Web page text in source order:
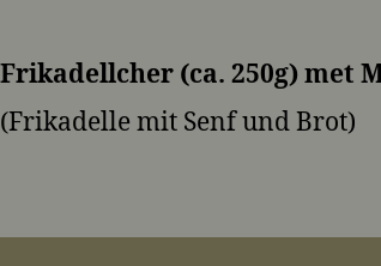
Frikadellcher (ca. 250g) met
(Frikadelle mit Senf und Brot)